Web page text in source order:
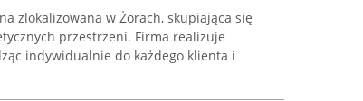
zlokalizowana w Żorach, skupiająca się
przestrzeni. Firma realizuje
indywidualnie do każdego klienta i